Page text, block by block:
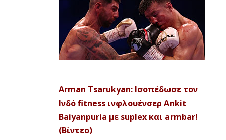
Arman Tsarukyan: Ισοπέδωσε τον
Ινδό fitness ινφλουένσερ Ankit
Baiyanpuria με suplex και armbar!
(Βίντεο)